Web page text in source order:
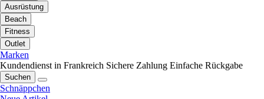
Ausrüstung
Beach
Fitness
Outlet
Marken
Kundendienst in Frankreich Sichere Zahlung Einfache Rückgabe
Suchen
Schnäppchen